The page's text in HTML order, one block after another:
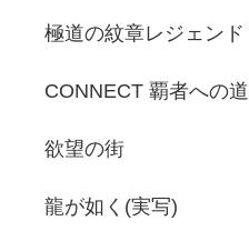
極道の紋章レジェンド
CONNECT 覇者への道
欲望の街
龍が如く(実写)